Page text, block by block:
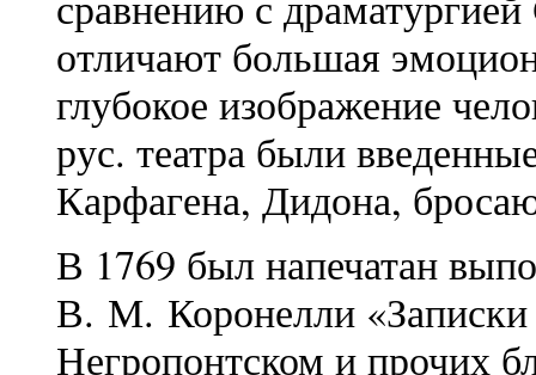
отличают большая
глубокое изображение
рус. театра были
Карфагена, Дидона,
В 1769 был напечатан
В. М. Коронелли «Записки
Негропонтском и прочих